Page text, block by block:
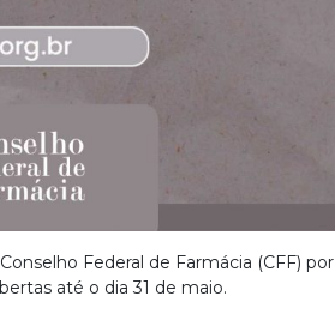
Federal de Farmácia (CFF) por
até o dia 31 de maio.